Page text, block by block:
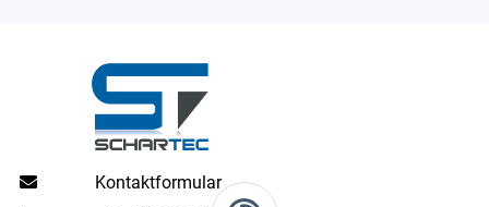
Kontaktformular